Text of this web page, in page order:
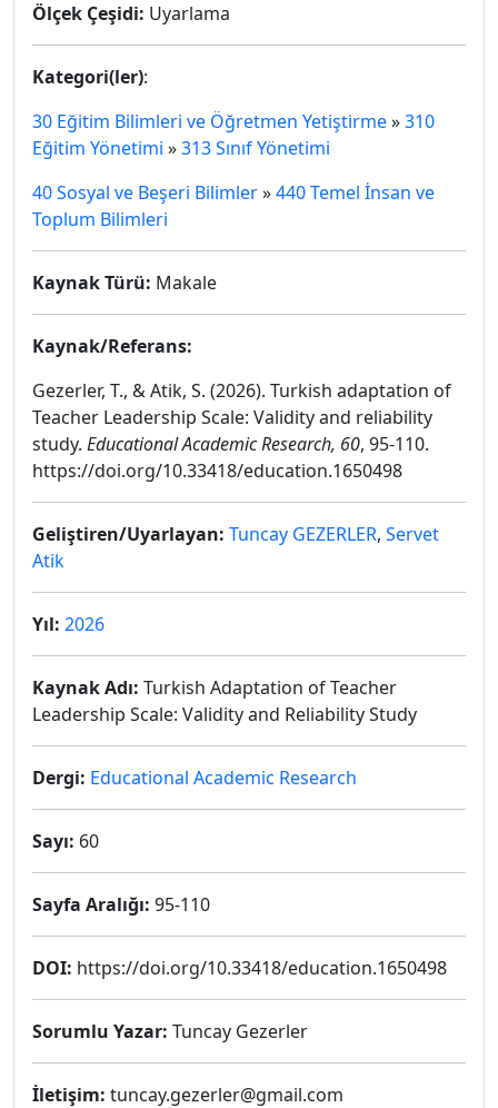
Ölçek Çeşidi: Uyarlama
Kategori(ler):
30 Eğitim Bilimleri ve Öğretmen Yetiştirme»310
Eğitim Yönetimi »313 Sınıf Yönetimi
40 Sosyal ve Beşeri Bilimler»440 Temel İnsan ve
Toplum Bilimleri
Kaynak Türü: Makale
Kaynak/Referans:
Gezerler, T., & Atik, S. (2026). Turkish adaptation of
Teacher Leadership Scale: Validity and reliability
study. Educational Academic Research, 60, 95-110.
https://doi.org/10.33418/education.1650498
Geliştiren/Uyarlayan: Tuncay GEZERLER, Servet
Atik
Yıl: 2026
Kaynak Adı: Turkish Adaptation of Teacher
Leadership Scale: Validity and Reliability Study
Dergi: Educational Academic Research
Sayı: 60
Sayfa Aralığı: 95-110
DOI: https://doi.org/10.33418/education.1650498
Sorumlu Yazar: Tuncay Gezerler
İletişim: tuncay.gezerler@gmail.com